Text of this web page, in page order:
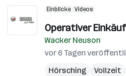
Einblicke Videos
Operativer
Wacker Neuson
vor 6 Tagen
Hörsching
Vollzeit